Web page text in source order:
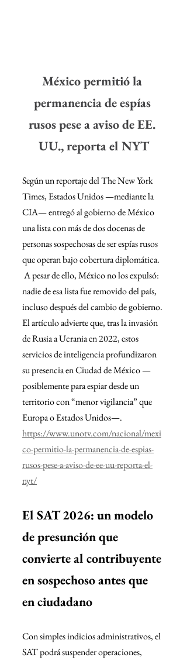
México permitió la
permanencia de espías
rusos pese a aviso de EE.
UU., reporta el NYT
Según un reportaje del The New York
Times, Estados Unidos —mediante la
CIA— entregó al gobierno de México
una lista con más de dos docenas de
personas sospechosas de ser espías rusos
que operan bajo cobertura diplomática.
A pesar de ello, México no los expulsó:
nadie de esa lista fue removido del país,
incluso después del cambio de gobierno.
El artículo advierte que, tras la invasión
de Rusia a Ucrania en 2022, estos
servicios de inteligencia profundizaron
su presencia en Ciudad de México —
posiblemente para espiar desde un
territorio con “menor vigilancia” que
Europa o Estados Unidos—.
https://www.unotv.com/nacional/mexi
co-permitio-la-permanencia-de-espias-
rusos-pese-a-aviso-de-ee-uu-reporta-el-
nyt/
El SAT 2026: un modelo
de presunción que
convierte al contribuyente
en sospechoso antes que
en ciudadano
Con simples indicios administrativos, el
SAT podrá suspender operaciones,